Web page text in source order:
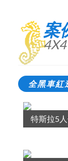
案
4X4
全黑車紅
特斯拉5